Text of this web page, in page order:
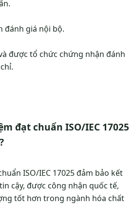
đánh giá nội bộ.
được tổ chức chứng nhận đánh
đạt chuẩn ISO/IEC 17025
ISO/IEC 17025 đảm bảo kết
cậy, được công nhận quốc tế,
tốt hơn trong ngành hóa chất